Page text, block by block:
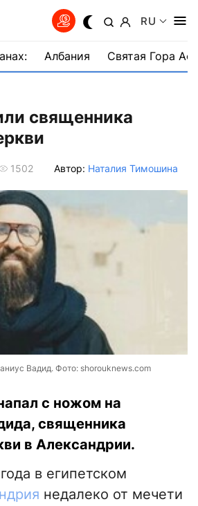
RU
Албания Святая Гора
священника
1502 Автор: Наталия Тимошина
Вадид. Фото: shorouknews.com
с ножом на
священника
в Александрии.
в египетском
недалеко от мечети